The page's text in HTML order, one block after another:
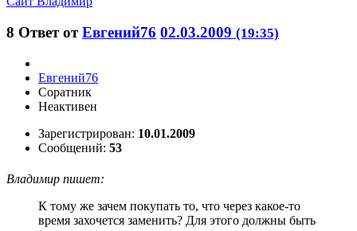
8 Ответ отЕвгений76 02.03.2009 (19:35)
Евгений76
Соратник
Неактивен
Зарегистрирован: 10.01.2009
Сообщений: 53
Владимир пишет:
К тому же зачем покупать то, что через какое-то
время захочется заменить? Для этого должны быть